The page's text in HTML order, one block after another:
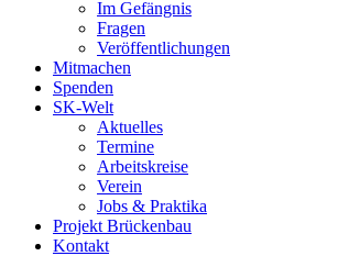
Im Gefängnis
Fragen
Veröffentlichungen
Mitmachen
Spenden
SK-Welt
Aktuelles
Termine
Arbeitskreise
Verein
Jobs & Praktika
Projekt Brückenbau
Kontakt